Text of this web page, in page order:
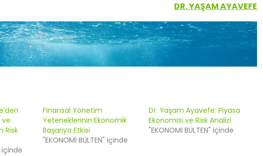
DR. YAŞAM AYAVEFE
ve
Risk
içinde
Finansal Yönetim
Yeteneklerinin Ekonomik
Başarıya Etkisi
"EKONOMİ BÜLTEN" içinde
Dr. Yaşam Ayavefe: Piyasa
Ekonomisi ve Risk Analizi
"EKONOMİ BÜLTEN" içinde